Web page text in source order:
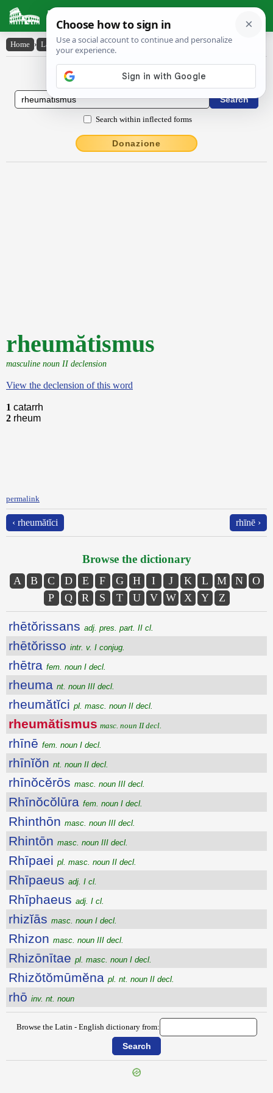
Latin Dictionary
Home › Latin-English › rheumătismus
Latin to English Dictionary
Search within inflected forms
Donazione
rheumătismus
masculine noun II declension
View the declension of this word
1 catarrh
2 rheum
permalink
‹ rheumătĭci rhīnē ›
Browse the dictionary
A B C D E F G H I J K L M N
O
P
Q R S T U V W X Y Z
rhētŏrissans adj. pres. part. II cl.
rhētŏrisso intr. v. I conjug.
rhētra fem. noun I decl.
rheuma nt. noun III decl.
rheumătĭci pl. masc. noun II decl.
rheumătismus masc. noun II decl.
rhīnē fem. noun I decl.
rhīnĭŏn nt. noun II decl.
rhīnŏcĕrōs masc. noun III decl.
Rhīnŏcŏlūra fem. noun I decl.
Rhinthōn masc. noun III decl.
Rhintōn masc. noun III decl.
Rhīpaei pl. masc. noun II decl.
Rhīpaeus adj. I cl.
Rhīphaeus adj. I cl.
rhizĭās masc. noun I decl.
Rhizon masc. noun III decl.
Rhizōnītae pl. masc. noun I decl.
Rhizŏtŏmūmĕna pl. nt. noun II decl.
rhō inv. nt. noun
Browse the Latin - English dictionary from: